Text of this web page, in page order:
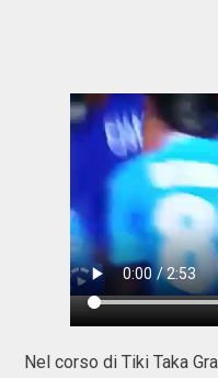
Nel corso di Tiki Taka